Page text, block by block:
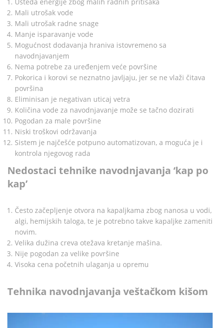
Mali utrošak vode
Mali utrošak radne snage
Manje isparavanje vode
Mogućnost dodavanja hraniva istovremeno sa
navodnjavanjem
Nema potrebe za uređenjem veće površine
Pokorica i korovi se neznatno javljaju, jer se ne vlaži čitava
površina
Eliminisan je negativan uticaj vetra
Količina vode za navodnjavanje može se tačno dozirati
Pogodan za male površine
Niski troškovi održavanja
Sistem je najčešće potpuno automatizovan, a moguća je i
kontrola njegovog rada
Nedostaci tehnike navodnjavanja ‘kap po
kap’
Često začepljenje otvora na kapaljkama zbog nanosa u vodi,
algi, hemijskih taloga, te je potrebno takve kapaljke zameniti
novim.
Velika dužina creva otežava kretanje mašina.
Nije pogodan za velike površine
Visoka cena početnih ulaganja u opremu
Tehnika navodnjavanja veštačkom kišom